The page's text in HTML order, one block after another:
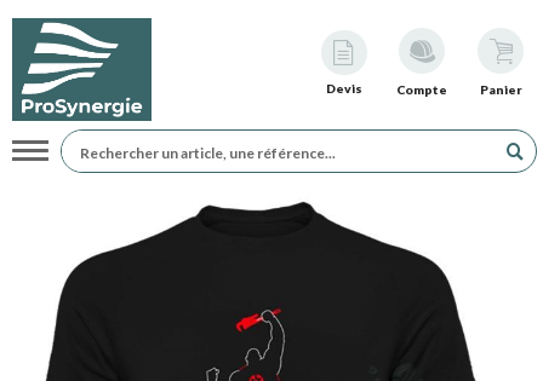
Devis Compte Panier
Navigation